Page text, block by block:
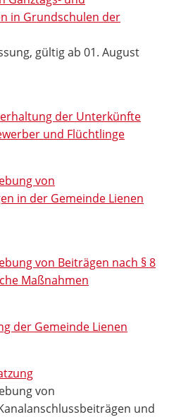
in Grundschulen der
gültig ab 01. August
der Unterkünfte
und Flüchtlinge
von
in der Gemeinde Lienen
von Beiträgen nach § 8
Maßnahmen
der Gemeinde Lienen
von
und